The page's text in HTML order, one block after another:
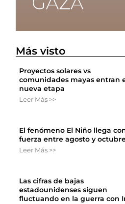
Más visto
Proyectos solares vs
comunidades mayas entran
nueva etapa
Leer Más >>
El fenómeno El Niño llega
fuerza entre agosto y
Leer Más >>
Las cifras de bajas
estadounidenses siguen
fluctuando en la guerra con